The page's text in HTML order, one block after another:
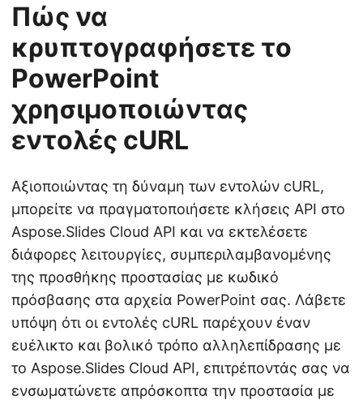
Πώς να
κρυπτογραφήσετε το
PowerPoint
χρησιμοποιώντας
εντολές cURL
Αξιοποιώντας τη δύναμη των εντολών cURL,
μπορείτε να πραγματοποιήσετε κλήσεις API στο
Aspose.Slides Cloud API και να εκτελέσετε
διάφορες λειτουργίες, συμπεριλαμβανομένης
της προσθήκης προστασίας με κωδικό
πρόσβασης στα αρχεία PowerPoint σας. Λάβετε
υπόψη ότι οι εντολές cURL παρέχουν έναν
ευέλικτο και βολικό τρόπο αλληλεπίδρασης με
το Aspose.Slides Cloud API, επιτρέποντάς σας να
ενσωματώνετε απρόσκοπτα την προστασία με